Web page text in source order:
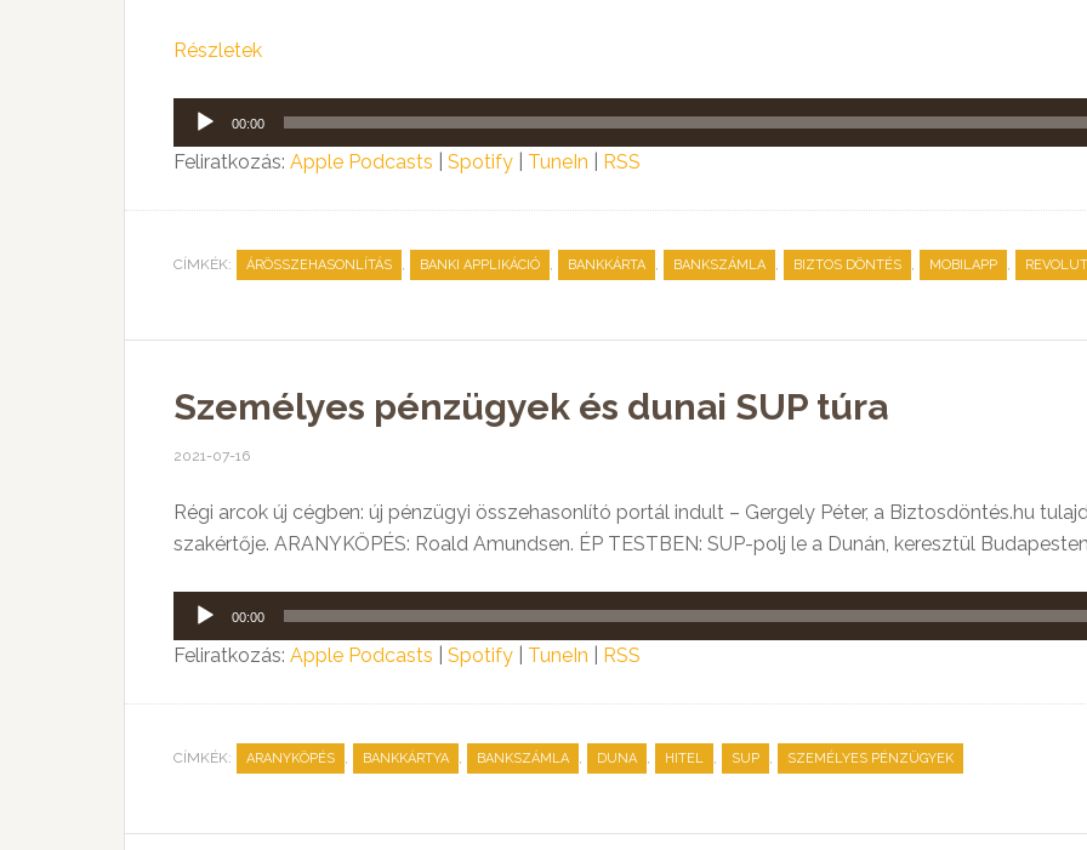
Részletek
Audió
lejátszó
00:00
Feliratkozás: Apple Podcasts Spotify TuneIn RSS
CÍMKÉK: ÁRÖSSZEHASONLÍTÁS , BANKI APPLIKÁCIÓ , BANKKÁRTA , BANKSZÁMLA , BIZTOS DÖNTÉS , MOBILAPP , REVOLUT
Személyes pénzügyek és dunai SUP túra
2021-07-16
Régi arcok új cégben: új pénzügyi összehasonlító portál indult – Gergely Péter, a Biztosdöntés.hu
szakértője. ARANYKÖPÉS: Roald Amundsen. ÉP TESTBEN: SUP-polj le a Dunán, keresztül
Audió
lejátszó
00:00
Feliratkozás: Apple Podcasts Spotify TuneIn RSS
CÍMKÉK: ARANYKÖPÉS , BANKKÁRTYA , BANKSZÁMLA , DUNA , HITEL , SUP , SZEMÉLYES PÉNZÜGYEK